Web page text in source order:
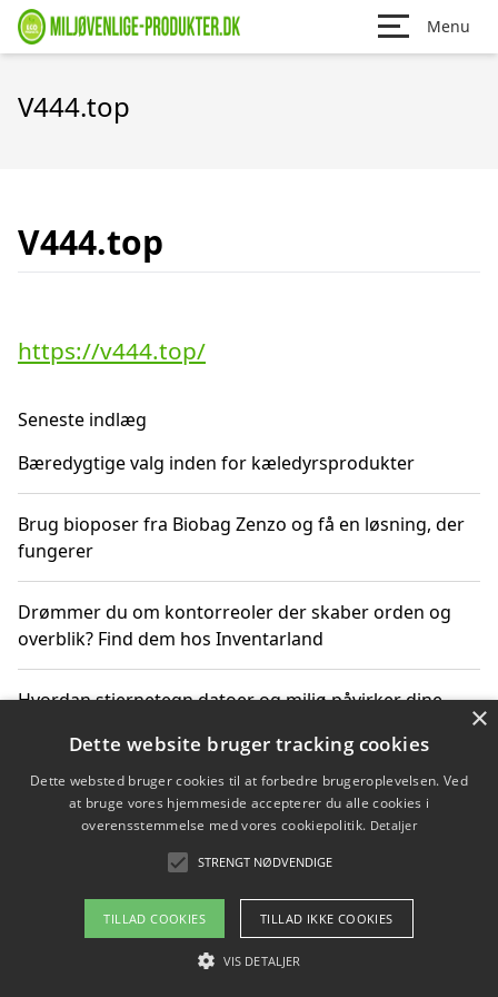
Menu
V444.top
V444.top
https://v444.top/
Seneste indlæg
Bæredygtige valg inden for kæledyrsprodukter
Brug bioposer fra Biobag Zenzo og få en løsning, der
fungerer
Drømmer du om kontorreoler der skaber orden og
overblik? Find dem hos Inventarland
Hvordan stjernetegn datoer og miljø påvirker dine
Bæredygtige gadgets til en grønnere hverdag
Om / kontakt
Blog Betingelser
×
Dette website bruger tracking cookies
Dette websted bruger cookies til at forbedre brugeroplevelsen. Ved
at bruge vores hjemmeside accepterer du alle cookies i
overensstemmelse med vores cookiepolitik. Detaljer
STRENGT NØDVENDIGE
TILLAD COOKIES TILLAD IKKE COOKIES
VIS DETALJER